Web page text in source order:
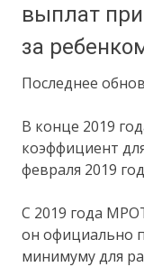
выплат
за
Последнее
В конце 2019
коэффициент
февраля 2019
С 2019 года
он официально
минимуму для